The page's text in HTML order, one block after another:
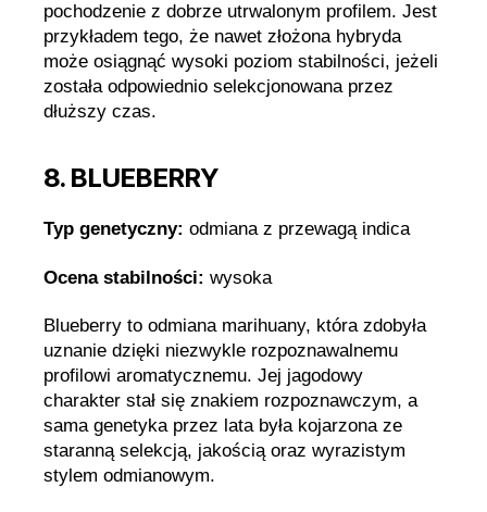
pochodzenie z dobrze utrwalonym profilem. Jest
przykładem tego, że nawet złożona hybryda
może osiągnąć wysoki poziom stabilności, jeżeli
została odpowiednio selekcjonowana przez
dłuższy czas.
8. BLUEBERRY
Typ genetyczny: odmiana z przewagą indica
Ocena stabilności: wysoka
Blueberry to odmiana marihuany, która zdobyła
uznanie dzięki niezwykle rozpoznawalnemu
profilowi aromatycznemu. Jej jagodowy
charakter stał się znakiem rozpoznawczym, a
sama genetyka przez lata była kojarzona ze
staranną selekcją, jakością oraz wyrazistym
stylem odmianowym.